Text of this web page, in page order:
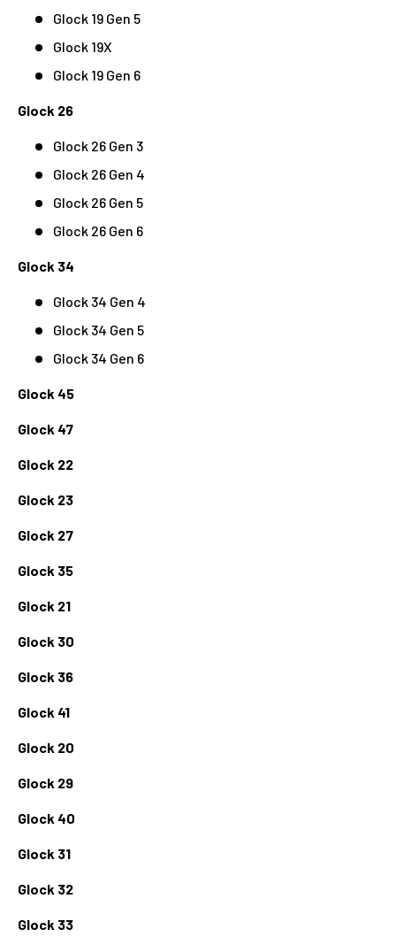
Glock 19 Gen 5
Glock 19X
Glock 19 Gen 6
Glock 26
Glock 26 Gen 3
Glock 26 Gen 4
Glock 26 Gen 5
Glock 26 Gen 6
Glock 34
Glock 34 Gen 4
Glock 34 Gen 5
Glock 34 Gen 6
Glock 45
Glock 47
Glock 22
Glock 23
Glock 27
Glock 35
Glock 21
Glock 30
Glock 36
Glock 41
Glock 20
Glock 29
Glock 40
Glock 31
Glock 32
Glock 33